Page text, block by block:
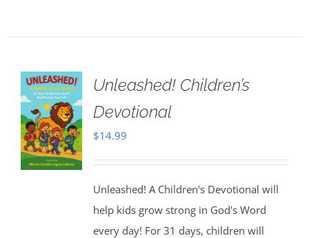
Unleashed! Children’s
Devotional
$14.99
Unleashed! A Children's Devotional will
help kids grow strong in God's Word
every day! For 31 days, children will